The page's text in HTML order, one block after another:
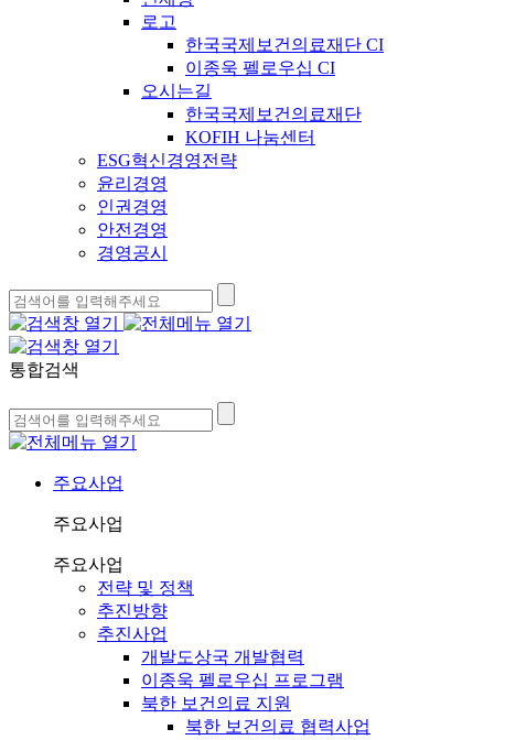
로고
한국국제보건의료재단 CI
이종욱 펠로우십 CI
오시는길
한국국제보건의료재단
KOFIH 나눔센터
ESG혁신경영전략
윤리경영
인권경영
안전경영
경영공시
통합검색
주요사업
주요사업
주요사업
전략 및 정책
추진방향
추진사업
개발도상국 개발협력
이종욱 펠로우십 프로그램
북한 보건의료 지원
북한 보건의료 협력사업